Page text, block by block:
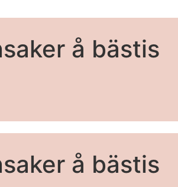
å bästis
å bästis